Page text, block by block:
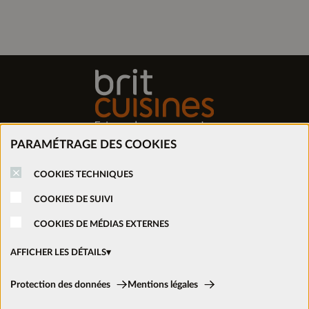
PARAMÉTRAGE DES COOKIES
COOKIES TECHNIQUES
COOKIES DE SUIVI
COOKIES DE MÉDIAS EXTERNES
AFFICHER LES DÉTAILS
Cookies techniques:
Protection des données Mentions légales
Prendre rendez-vous
Ouvrir un magasin